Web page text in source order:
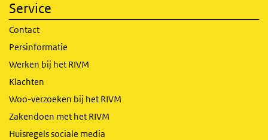
Service
Contact
Persinformatie
Werken bij het RIVM
Klachten
Woo-verzoeken bij het RIVM
Zakendoen met het RIVM
Huisregels sociale media